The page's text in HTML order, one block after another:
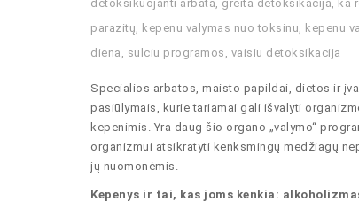
detoksikuojanti arbata, greita detoksikacija, ka
parazitų, kepenu valymas nuo toksinu, kepenu
diena , sulciu programos , vaisiu detoksikacija
Specialios arbatos, maisto papildai, dietos ir
pasiūlymais, kurie tariamai gali išvalyti
kepenimis. Yra daug šio organo „valymo“
organizmui atsikratyti kenksmingų medžiagų
jų nuomonėmis.
Kepenys ir tai, kas joms kenkia: